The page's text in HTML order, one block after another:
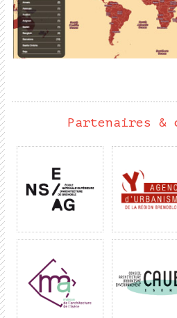
Partenaires &